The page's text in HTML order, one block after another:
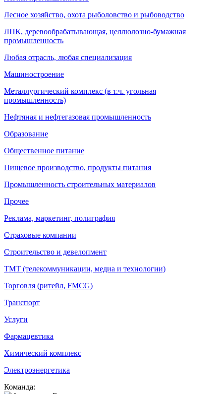
Лесное хозяйство, охота рыболовство и рыбоводство
ЛПК, деревообрабатывающая, целлюлозно-бумажная
промышленность
Любая отрасль, любая специализация
Машиностроение
Металлургический комплекс (в т.ч. угольная
промышленность)
Нефтяная и нефтегазовая промышленность
Образование
Общественное питание
Пищевое производство, продукты питания
Промышленность строительных материалов
Прочее
Реклама, маркетинг, полиграфия
Страховые компании
Строительство и девелопмент
ТМТ (телекоммуникации, медиа и технологии)
Торговля (ритейл, FMCG)
Транспорт
Услуги
Фармацевтика
Химический комплекс
Электроэнергетика
Команда: